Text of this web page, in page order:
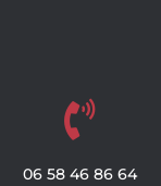

06 58 46 86 64